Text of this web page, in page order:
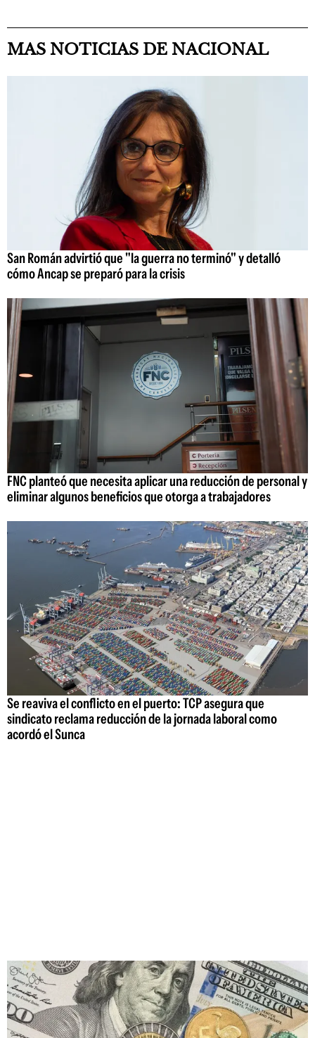
MAS NOTICIAS DE NACIONAL
San Román advirtió que "la guerra no terminó" y detalló
cómo Ancap se preparó para la crisis
FNC planteó que necesita aplicar una reducción de personal y
eliminar algunos beneficios que otorga a trabajadores
Se reaviva el conflicto en el puerto: TCP asegura que
sindicato reclama reducción de la jornada laboral como
acordó el Sunca